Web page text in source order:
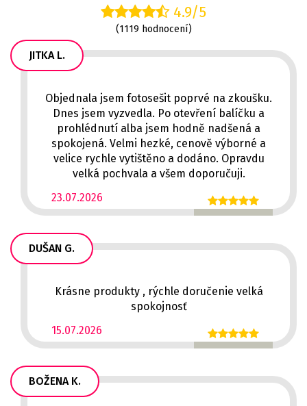
4.9/5
(1119 hodnocení)
JITKA L.
23.07.2026
Objednala jsem fotosešit poprvé na zkoušku.
Dnes jsem vyzvedla. Po otevření balíčku a
prohlédnutí alba jsem hodně nadšená a
spokojená. Velmi hezké, cenově výborné a
velice rychle vytištěno a dodáno. Opravdu
velká pochvala a všem doporučuji.
DUŠAN G.
15.07.2026
Krásne produkty , rýchle doručenie velká
spokojnosť
BOŽENA K.